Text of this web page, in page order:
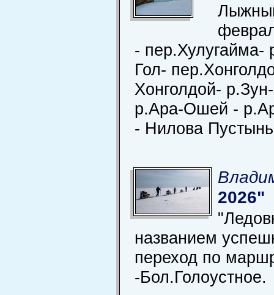
- пер.Хулугайма-
Гол-
Хонголдой-
р.Ара-Ошей -
- Нилова
2026"
названием
переход по
-Бол.Голоустное.